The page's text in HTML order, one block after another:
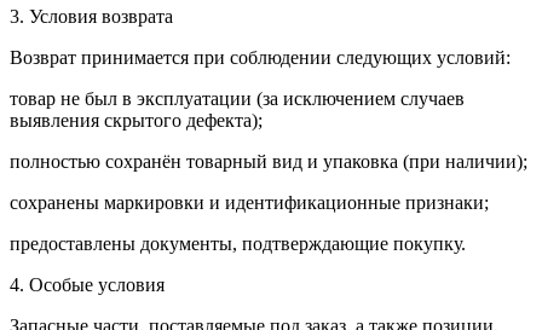
3. Условия возврата
Возврат принимается при соблюдении следующих условий:
товар не был в эксплуатации (за исключением случаев
выявления скрытого дефекта);
полностью сохранён товарный вид и упаковка (при наличии);
сохранены маркировки и идентификационные признаки;
предоставлены документы, подтверждающие покупку.
4. Особые условия
Запасные части, поставляемые под заказ, а также позиции,